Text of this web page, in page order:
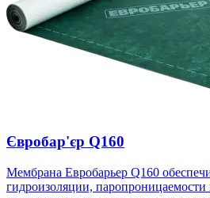
Євробар'єр Q160
Мембрана Евробарьер Q160
гидроизоляции,